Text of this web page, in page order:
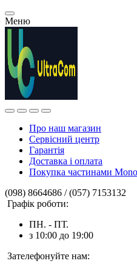
Меню
Про наш магазин
Сервісний центр
Гарантія
Доставка і оплата
Покупка частинами
(098) 8664686 / (057) 7153132
Графік роботи:
ПН. - ПТ.
з 10:00 до 19:00
Зателефонуйте нам: